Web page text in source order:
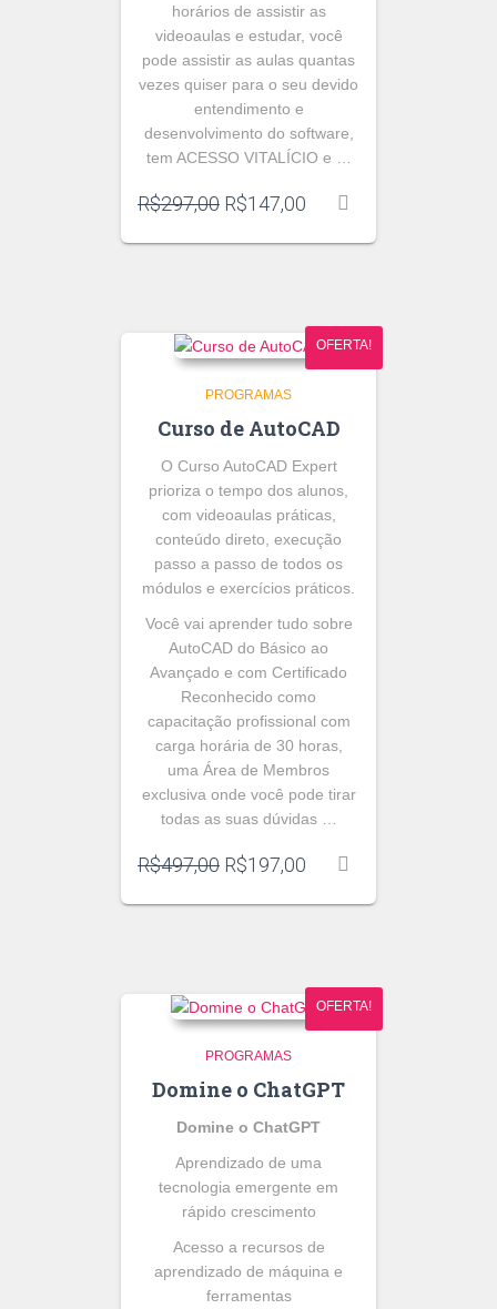
horários de assistir as
videoaulas e estudar, você
pode assistir as aulas quantas
vezes quiser para o seu devido
entendimento e
desenvolvimento do software,
tem ACESSO VITALÍCIO e …
R$297,00 O
original
R$147,00
atual
OFERTA!
PROGRAMAS
Curso de AutoCAD
O Curso AutoCAD Expert
prioriza o tempo dos alunos,
com videoaulas práticas,
conteúdo direto, execução
passo a passo de todos os
módulos e exercícios práticos.
Você vai aprender tudo sobre
AutoCAD do Básico ao
Avançado e com Certificado
Reconhecido como
capacitação profissional com
carga horária de 30 horas,
uma Área de Membros
exclusiva onde você pode tirar
todas as suas dúvidas …
R$497,00 O
original
R$197,00
atual
OFERTA!
PROGRAMAS
Domine o ChatGPT
Domine o ChatGPT
Aprendizado de uma
tecnologia emergente em
rápido crescimento
Acesso a recursos de
aprendizado de máquina e
ferramentas